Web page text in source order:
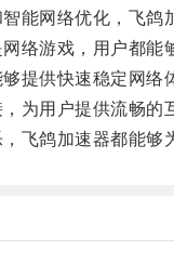
网络优化，飞鸽
游戏，用户都能
供快速稳定网络
用户提供流畅的
鸽加速器都能够